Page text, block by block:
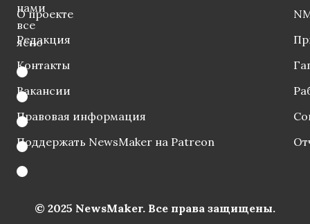
нами
все
ясно
О проекте
Редакция
Контакты
Вакансии
Правовая информация
Поддержать NewsMaker на Patreon
© 2025 NewsMaker. Все права защищены.